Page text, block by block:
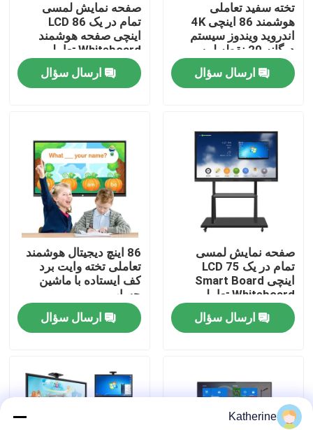
خانه
محصولات
دربارهی ما
کارخانه تور
کنترل کیفیت
تماس با ما
اخبار
درخواست نقل قول
Shopping Online
تخته سفید تعاملی
هوشمند 86 اینچی 4K
اندروید ویندوز سیستم
دوگانه 20 نقطه لمسی
بلندگو
ارسال سؤال
صفحه نمایش لمسی
تمام در یک LCD 86
اینچی صفحه هوشمند
Whiteboard تعاملی
بدون پروژکتور
ارسال سؤال
صفحه نمایش لمسی
تمام در یک LCD 75
اینچی Smart Board
Whiteboard تعاملی
ارسال سؤال
86 اینچ دیجیتال هوشمند
تعاملی تخته وایت برد
کف ایستاده با ماشین
حساب
ارسال سؤال
Katherine